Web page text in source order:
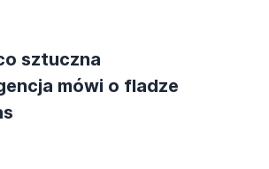
sztuczna
mówi o fladze